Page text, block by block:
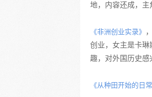
地，内容还成，主
《非洲创业实录》
创业，女主是卡
趣，对外国历史感
《从种田开始的日常